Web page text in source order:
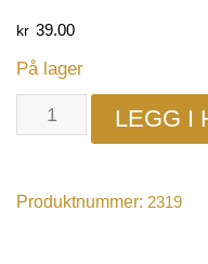
kr 39.00
På lager
LEGG I
Produktnummer: 2319